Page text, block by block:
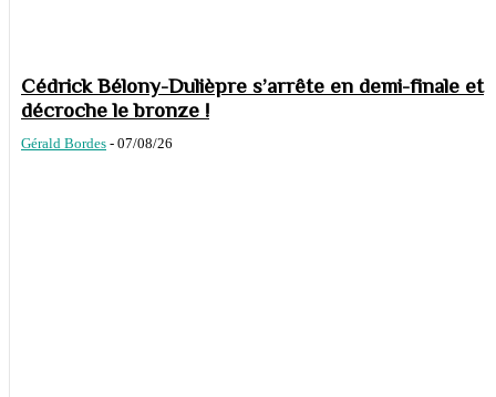
Cédrick Bélony-Dulièpre s’arrête en demi-finale et
décroche le bronze !
Gérald Bordes - 07/08/26